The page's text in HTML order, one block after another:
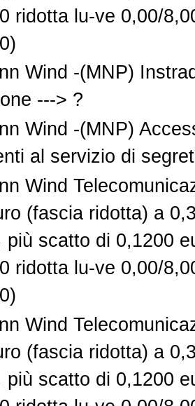
ridotta lu-ve 0,00/
Wind -(MNP)
---> ?
Wind -(MNP)
al servizio di
Wind
(fascia ridotta) a
più scatto di 0,1200
ridotta lu-ve 0,00/
Wind
(fascia ridotta) a
più scatto di 0,1200